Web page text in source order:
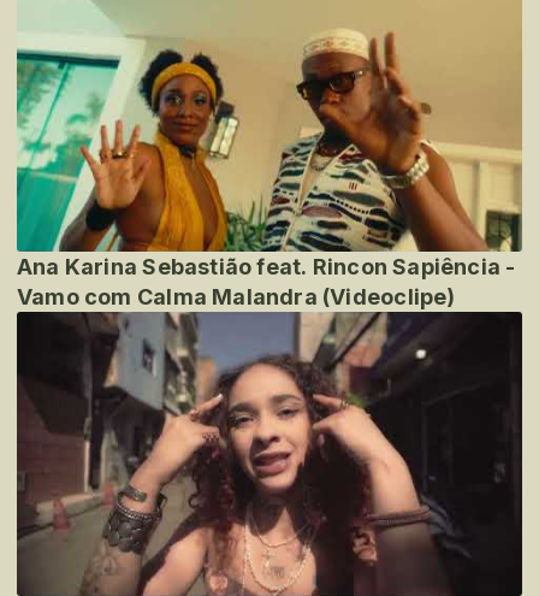
Ana Karina Sebastião feat. Rincon Sapiência -
Vamo com Calma Malandra (Videoclipe)